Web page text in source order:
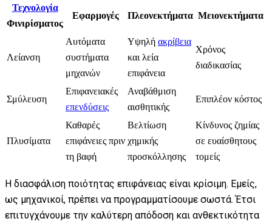
Τεχνολογία
Φινιρίσματος
Εφαρμογές Πλεονεκτήματα Μειονεκτήματα
Λείανση
Αυτόματα
συστήματα
μηχανών
Υψηλή ακρίβεια
και λεία
επιφάνεια
Χρόνος
διαδικασίας
Σμύλευση
Επιφανειακές
επενδύσεις
Αναβάθμιση
αισθητικής
Επιπλέον κόστος
Πλυσίματα
Καθαρές
επιφάνειες πριν
τη βαφή
Βελτίωση
χημικής
προσκόλλησης
Κίνδυνος ζημίας
σε ευαίσθητους
τομείς
Η διασφάλιση ποιότητας επιφάνειας είναι κρίσιμη. Εμείς,
ως μηχανικοί, πρέπει να προγραμματίσουμε σωστά. Έτσι
επιτυγχάνουμε την καλύτερη απόδοση και ανθεκτικότητα